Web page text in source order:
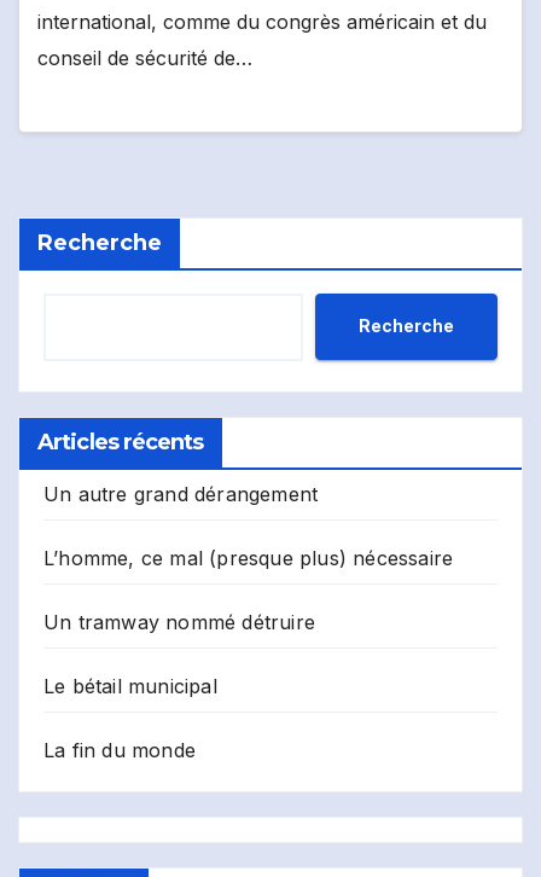
international, comme du congrès américain et du
conseil de sécurité de…
Recherche
Recherche
Articles récents
Un autre grand dérangement
L’homme, ce mal (presque plus) nécessaire
Un tramway nommé détruire
Le bétail municipal
La fin du monde